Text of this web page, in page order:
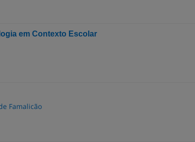
em Contexto Escolar
Famalicão